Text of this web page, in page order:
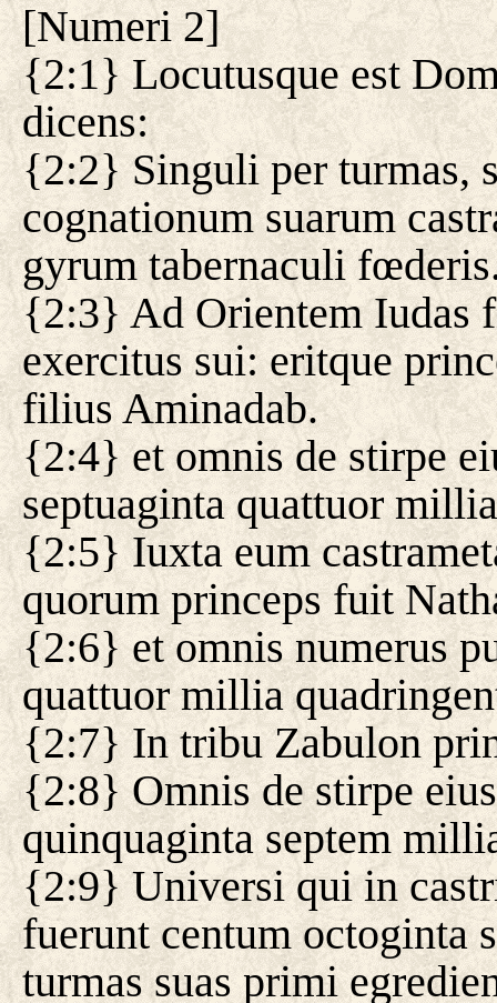
[Numeri 2]
{2:1} Locutusque est
dicens:
{2:2} Singuli per turmas,
cognationum suarum
gyrum tabernaculi
{2:3} Ad Orientem Iudas
exercitus sui: eritque
filius Aminadab.
{2:4} et omnis de stirpe
septuaginta quattuor
{2:5} Iuxta eum
quorum princeps fuit
{2:6} et omnis numerus
quattuor millia
{2:7} In tribu Zabulon
{2:8} Omnis de stirpe
quinquaginta septem
{2:9} Universi qui in
fuerunt centum octoginta
turmas suas primi